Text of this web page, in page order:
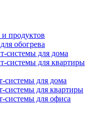
продуктов
обогрева
системы для дома
системы для квартиры
системы для дома
системы для квартиры
системы для офиса